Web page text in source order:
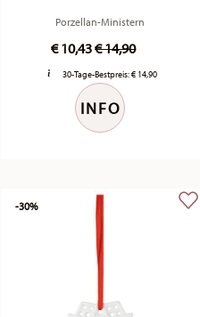
Porzellan-Ministern
€ 10,43Price reduced
€ 14,90to
30-Tage-Bestpreis:€ 14,90
INFO
-30%